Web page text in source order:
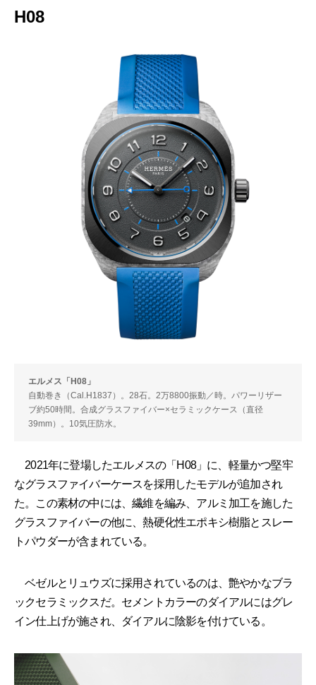
H08
エルメス「H08」
自動巻き（Cal.H1837）。28石。2万8800振動／時。パワーリザー
ブ約50時間。合成グラスファイバー×セラミックケース（直径
39mm）。10気圧防水。
2021年に登場したエルメスの「H08」に、軽量かつ堅牢
なグラスファイバーケースを採用したモデルが追加され
た。この素材の中には、繊維を編み、アルミ加工を施した
グラスファイバーの他に、熱硬化性エポキシ樹脂とスレー
トパウダーが含まれている。
ベゼルとリュウズに採用されているのは、艶やかなブラ
ックセラミックスだ。セメントカラーのダイアルにはグレ
イン仕上げが施され、ダイアルに陰影を付けている。